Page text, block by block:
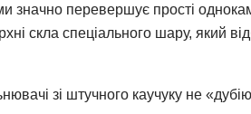
значно перевершує прості
скла спеціального шару, який
зі штучного каучуку не